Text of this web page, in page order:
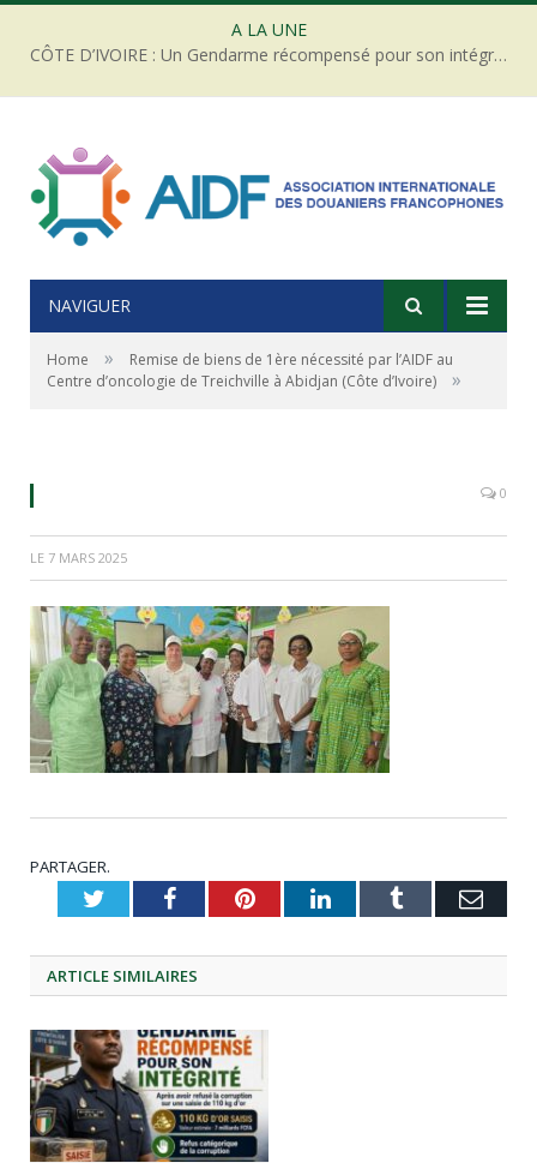
A LA UNE
CÔTE D’IVOIRE : Un Gendarme récompensé pour son intégrité face à une tentative de corruption
NAVIGUER
Home »
Remise de biens de 1ère nécessité par l’AIDF au
Centre d’oncologie de Treichville à Abidjan (Côte d’Ivoire)
»
0
LE 7 MARS 2025
PARTAGER.
TwitterFacebookPinterestLinkedInTumblr
ARTICLE SIMILAIRES